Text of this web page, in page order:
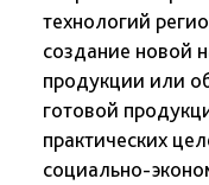
технологий
создание новой
продукции или
готовой
практических
социально-